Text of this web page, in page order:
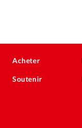
Acheter
Soutenir